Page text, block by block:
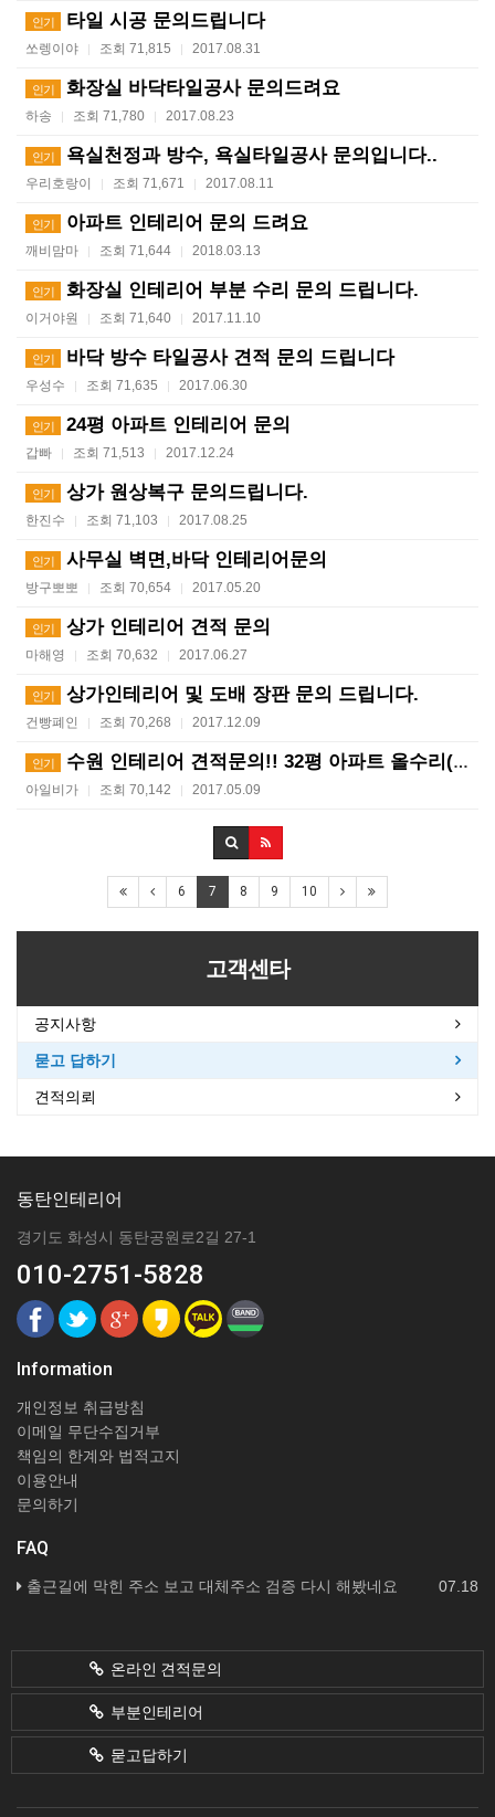
인기 타일 시공 문의드립니다
쏘렝이야 | 조회 71,815 | 2017.08.31
인기 화장실 바닥타일공사 문의드려요
하송 | 조회 71,780 | 2017.08.23
인기 욕실천정과 방수, 욕실타일공사 문의입니다..
우리호랑이 | 조회 71,671 | 2017.08.11
인기 아파트 인테리어 문의 드려요
깨비맘마 | 조회 71,644 | 2018.03.13
인기 화장실 인테리어 부분 수리 문의 드립니다.
이거야원 | 조회 71,640 | 2017.11.10
인기 바닥 방수 타일공사 견적 문의 드립니다
우성수 | 조회 71,635 | 2017.06.30
인기 24평 아파트 인테리어 문의
갑빠 | 조회 71,513 | 2017.12.24
인기 상가 원상복구 문의드립니다.
한진수 | 조회 71,103 | 2017.08.25
인기 사무실 벽면,바닥 인테리어문의
방구뽀뽀 | 조회 70,654 | 2017.05.20
인기 상가 인테리어 견적 문의
마해영 | 조회 70,632 | 2017.06.27
인기 상가인테리어 및 도배 장판 문의 드립니다.
건빵폐인 | 조회 70,268 | 2017.12.09
인기 수원 인테리어 견적문의!! 32평 아파트 올수리(급해요…
아일비가 | 조회 70,142 | 2017.05.09
6 7 8 9 10
고객센타
공지사항
묻고 답하기
견적의뢰
동탄인테리어
경기도 화성시 동탄공원로2길 27-1
010-2751-5828
Information
개인정보 취급방침
이메일 무단수집거부
책임의 한계와 법적고지
이용안내
문의하기
FAQ
07.18
출근길에 막힌 주소 보고 대체주소 검증 다시 해봤네요
온라인 견적문의
부분인테리어
묻고답하기